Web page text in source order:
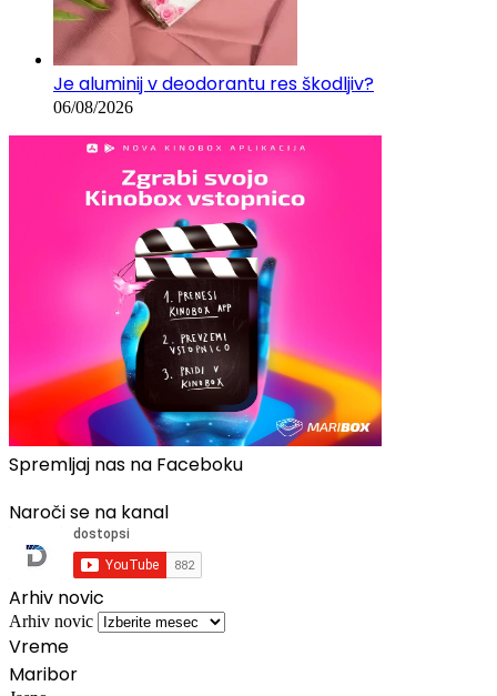
Je aluminij v deodorantu res škodljiv?
06/08/2026
Spremljaj nas na Faceboku
Naroči se na kanal
Arhiv novic
Arhiv novic
Vreme
Maribor